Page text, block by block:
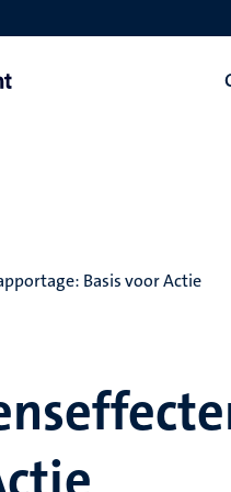
Basis voor Actie